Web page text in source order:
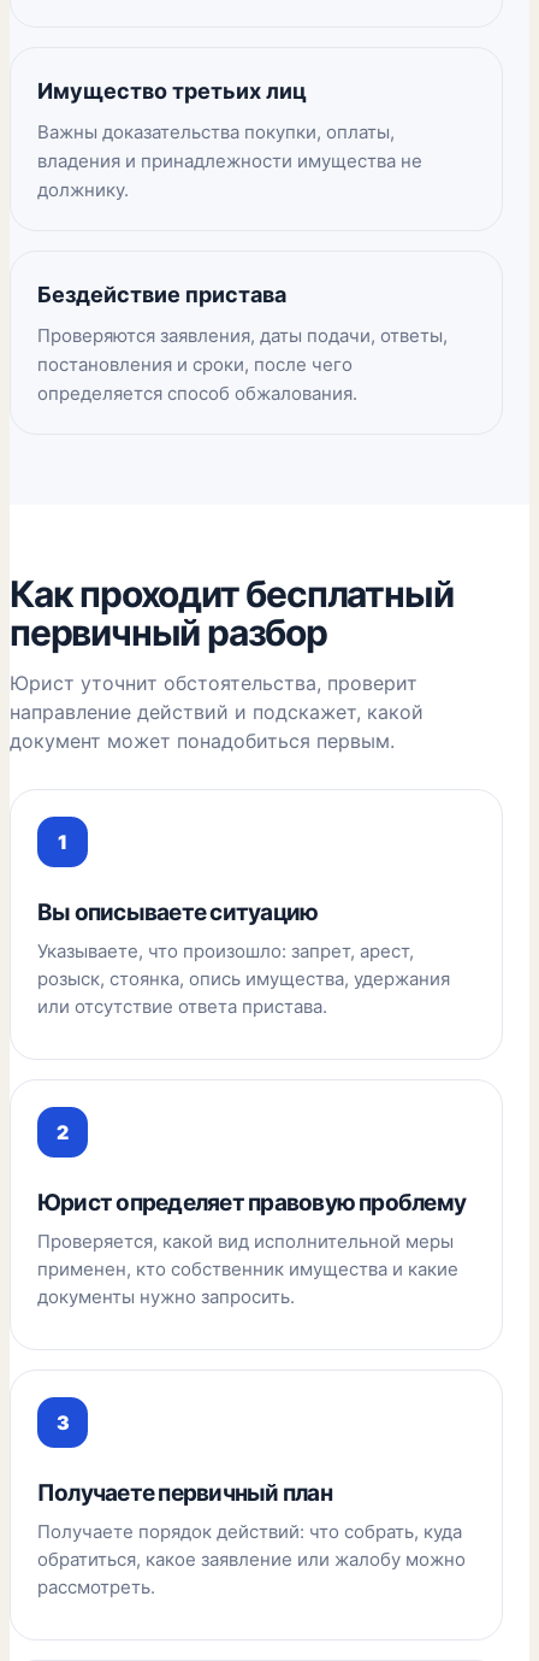
Имущество третьих лиц
Важны доказательства покупки, оплаты,
владения и принадлежности имущества не
должнику.
Бездействие пристава
Проверяются заявления, даты подачи, ответы,
постановления и сроки, после чего
определяется способ обжалования.
Как проходит бесплатный
первичный разбор
Юрист уточнит обстоятельства, проверит
направление действий и подскажет, какой
документ может понадобиться первым.
Вы описываете ситуацию
Указываете, что произошло: запрет, арест,
розыск, стоянка, опись имущества, удержания
или отсутствие ответа пристава.
Юрист определяет правовую проблему
Проверяется, какой вид исполнительной меры
применен, кто собственник имущества и какие
документы нужно запросить.
Получаете первичный план
Получаете порядок действий: что собрать, куда
обратиться, какое заявление или жалобу можно
рассмотреть.